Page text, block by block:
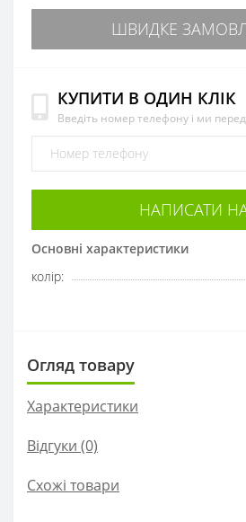
ШВИДКЕ
КУПИТИ В ОДИН КЛІК
Введіть номер телефону і ми
НАПИСАТИ
Основні характеристики
колір:
Огляд товару
Характеристики
Відгуки (0)
Схожі товари